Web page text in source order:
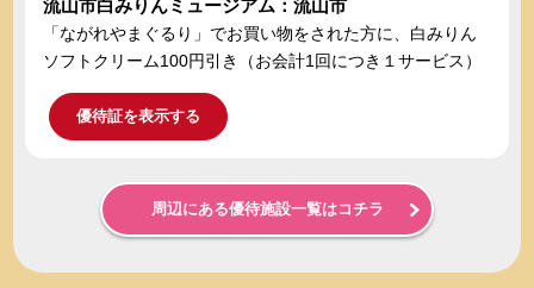
流山市白みりんミュージアム：流山市
「ながれやまぐるり」でお買い物をされた方に、白みりん
ソフトクリーム100円引き（お会計1回につき１サービス）
優待証を表示する
周辺にある優待施設一覧はコチラ